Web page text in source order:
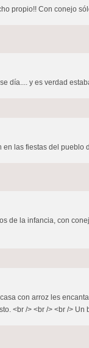
propio!! Con conejo
día.... y es verdad
las fiestas del
de la infancia, con
con arroz les
<br /> <br /> <br /> Un